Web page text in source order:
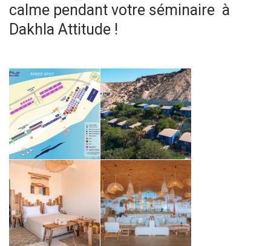
calme pendant votre séminaire à
Dakhla Attitude !